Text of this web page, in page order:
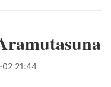
02 21:44